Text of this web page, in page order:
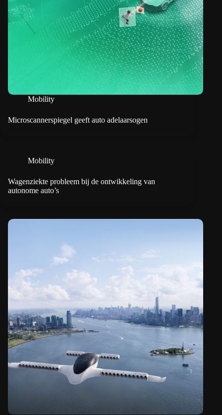
Mobility
Microscannerspiegel geeft auto adelaarsogen
Mobility
Wagenziekte probleem bij de ontwikkeling van
autonome auto’s